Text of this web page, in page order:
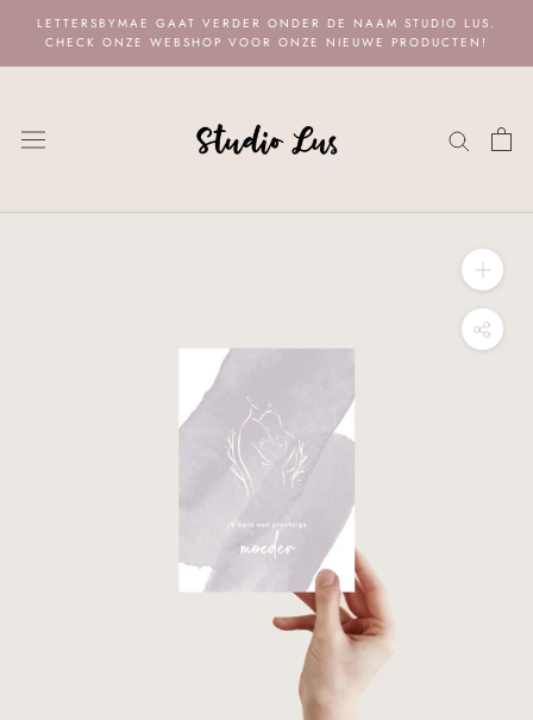
content
LETTERSBYMAE GAAT VERDER ONDER DE NAAM STUDIO LUS.
CHECK ONZE WEBSHOP VOOR ONZE NIEUWE PRODUCTEN!